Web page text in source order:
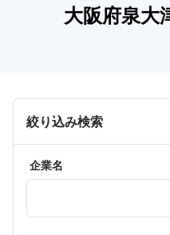
大阪府泉大
絞り込み検索
企業名